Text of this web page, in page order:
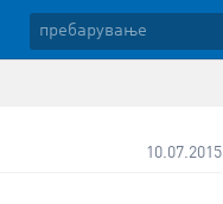
10.07.2015